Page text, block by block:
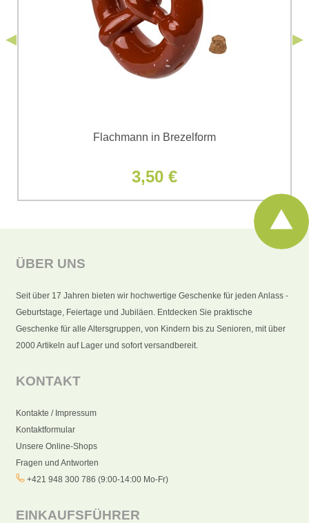
Bomba s.r.o. zur Kenntnis genommen.
Flachmann in Brezelform
3,50 €
ÜBER UNS
Seit über 17 Jahren bieten wir hochwertige Geschenke für jeden Anlass -
Geburtstage, Feiertage und Jubiläen. Entdecken Sie praktische
Geschenke für alle Altersgruppen, von Kindern bis zu Senioren, mit über
2000 Artikeln auf Lager und sofort versandbereit.
KONTAKT
Kontakte / Impressum
Kontaktformular
Unsere Online-Shops
Fragen und Antworten
+421 948 300 786 (9:00-14:00 Mo-Fr)
EINKAUFSFÜHRER